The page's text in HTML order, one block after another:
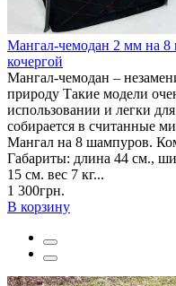
Мангал-чемодан 2 мм на 8
кочергой
Мангал-чемодан –
природу Такие модели
использовании и легки
собирается в считанные
Мангал на 8 шампуров.
Габариты: длина 44 см.,
15 см. вес 7 кг...
1 300грн.
В корзину